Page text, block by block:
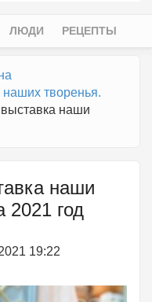
ЛЮДИ РЕЦЕПТЫ
творенья.
наши
наши
2021 год
19:22